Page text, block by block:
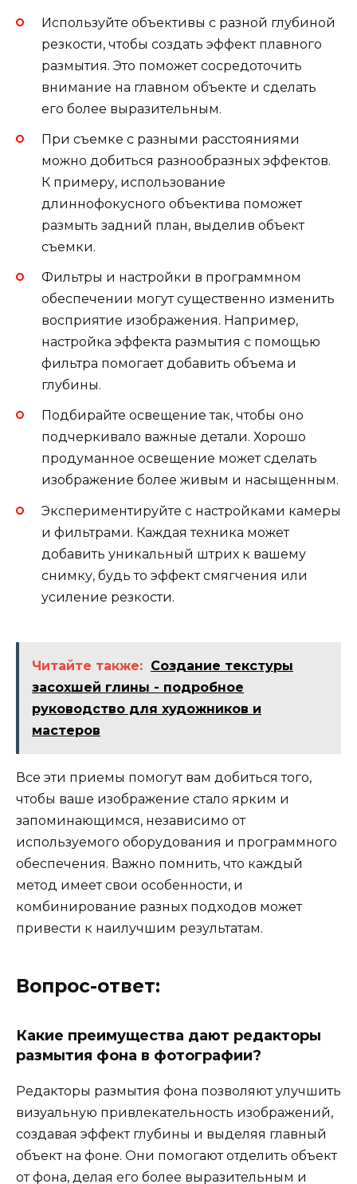
Используйте объективы с разной глубиной
резкости, чтобы создать эффект плавного
размытия. Это поможет сосредоточить
внимание на главном объекте и сделать
его более выразительным.
При съемке с разными расстояниями
можно добиться разнообразных эффектов.
К примеру, использование
длиннофокусного объектива поможет
размыть задний план, выделив объект
съемки.
Фильтры и настройки в программном
обеспечении могут существенно изменить
восприятие изображения. Например,
настройка эффекта размытия с помощью
фильтра помогает добавить объема и
глубины.
Подбирайте освещение так, чтобы оно
подчеркивало важные детали. Хорошо
продуманное освещение может сделать
изображение более живым и насыщенным.
Экспериментируйте с настройками камеры
и фильтрами. Каждая техника может
добавить уникальный штрих к вашему
снимку, будь то эффект смягчения или
усиление резкости.
Читайте также: Создание текстуры
засохшей глины - подробное
руководство для художников и
мастеров
Все эти приемы помогут вам добиться того,
чтобы ваше изображение стало ярким и
запоминающимся, независимо от
используемого оборудования и программного
обеспечения. Важно помнить, что каждый
метод имеет свои особенности, и
комбинирование разных подходов может
привести к наилучшим результатам.
Вопрос-ответ:
Какие преимущества дают редакторы
размытия фона в фотографии?
Редакторы размытия фона позволяют улучшить
визуальную привлекательность изображений,
создавая эффект глубины и выделяя главный
объект на фоне. Они помогают отделить объект
от фона, делая его более выразительным и